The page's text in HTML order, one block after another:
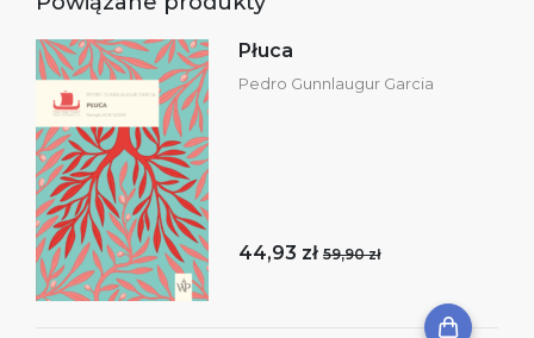
Płuca
Pedro Gunnlaugur Garcia
44,93 zł 59,90 zł